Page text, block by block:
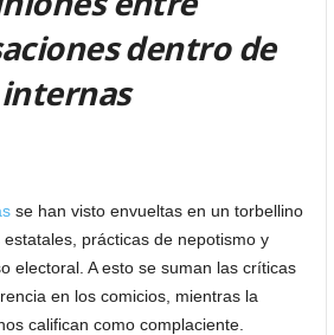
dentro de
se han visto envueltas en un torbellino
prácticas de nepotismo y
electoral. A esto se suman las críticas
en los comicios, mientras la
califican como complaciente.